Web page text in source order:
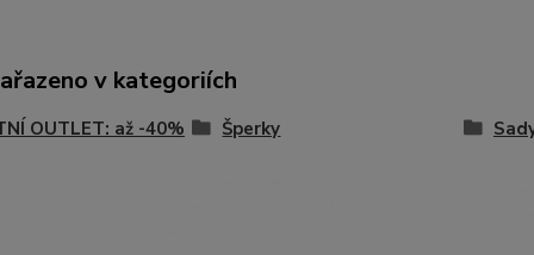
v kategoriích
OUTLET: až -40% Šperky